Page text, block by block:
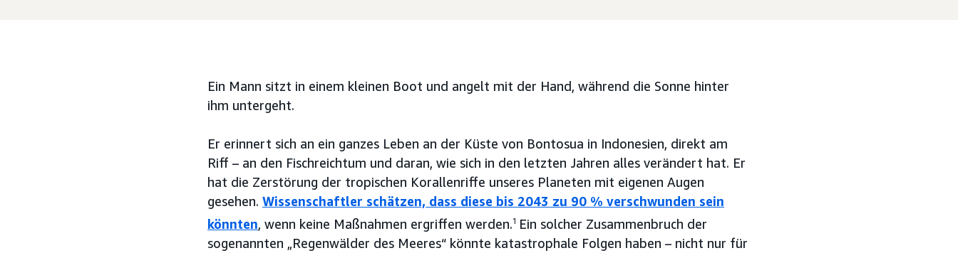
Ein Mann sitzt in einem kleinen Boot und angelt mit der Hand, während die Sonne hinter
ihm untergeht.
Er erinnert sich an ein ganzes Leben an der Küste von Bontosua in Indonesien, direkt am
Riff – an den Fischreichtum und daran, wie sich in den letzten Jahren alles verändert hat. Er
hat die Zerstörung der tropischen Korallenriffe unseres Planeten mit eigenen Augen
gesehen. Wissenschaftler schätzen, dass diese bis 2043 zu 90 % verschwunden sein
könnten, wenn keine Maßnahmen ergriffen werden.1 Ein solcher Zusammenbruch der
sogenannten „Regenwälder des Meeres“ könnte katastrophale Folgen haben – nicht nur für